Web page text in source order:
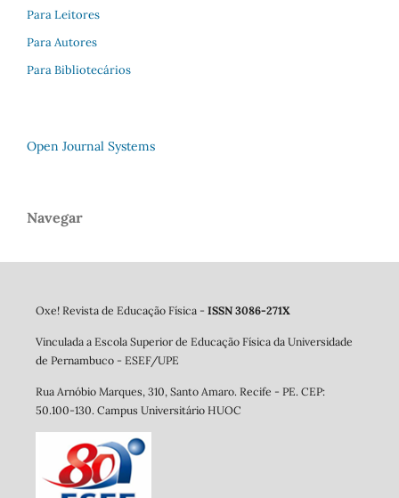
Para Leitores
Para Autores
Para Bibliotecários
Open Journal Systems
Navegar
Oxe! Revista de Educação Física - ISSN 3086-271X
Vinculada a Escola Superior de Educação Física da Universidade
de Pernambuco - ESEF/UPE
Rua Arnóbio Marques, 310, Santo Amaro. Recife - PE. CEP:
50.100-130. Campus Universitário HUOC